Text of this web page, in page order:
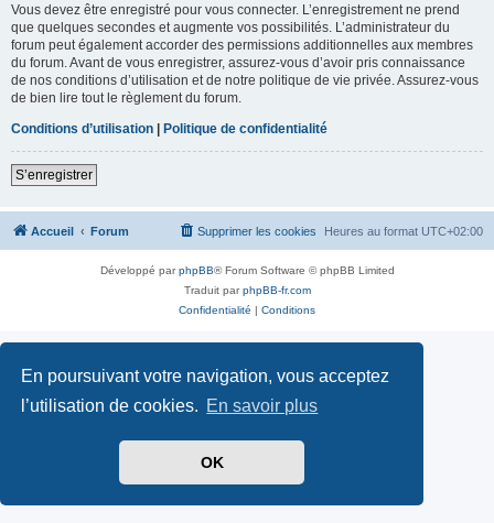
En poursuivant votre navigation, vous acceptez
l’utilisation de cookies. En savoir plus
OK
Vous devez être enregistré pour vous connecter. L’enregistrement ne prend
que quelques secondes et augmente vos possibilités. L’administrateur du
forum peut également accorder des permissions additionnelles aux membres
du forum. Avant de vous enregistrer, assurez-vous d’avoir pris connaissance
de nos conditions d’utilisation et de notre politique de vie privée. Assurez-vous
de bien lire tout le règlement du forum.
Conditions d’utilisation | Politique de confidentialité
S’enregistrer
Accueil Forum Heures au format UTC+02:00
Supprimer les cookies
Développé parphpBB® Forum Software © phpBB Limited
Traduit parphpBB-fr.com
Confidentialité | Conditions